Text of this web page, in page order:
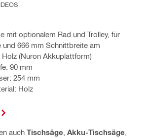
mit optionalem Rad und Trolley, für
666 mm Schnittbreite am
Holz (Nuron Akkuplattform)
90 mm
254 mm
Holz
auch Tischsäge Akku-Tischsäge